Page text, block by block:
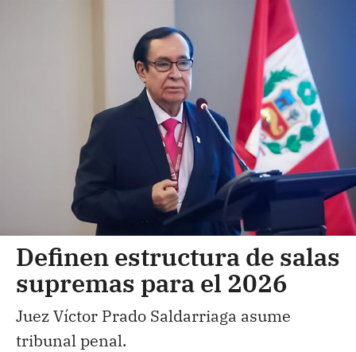
Definen estructura de salas
supremas para el 2026
Juez Víctor Prado Saldarriaga asume
tribunal penal.